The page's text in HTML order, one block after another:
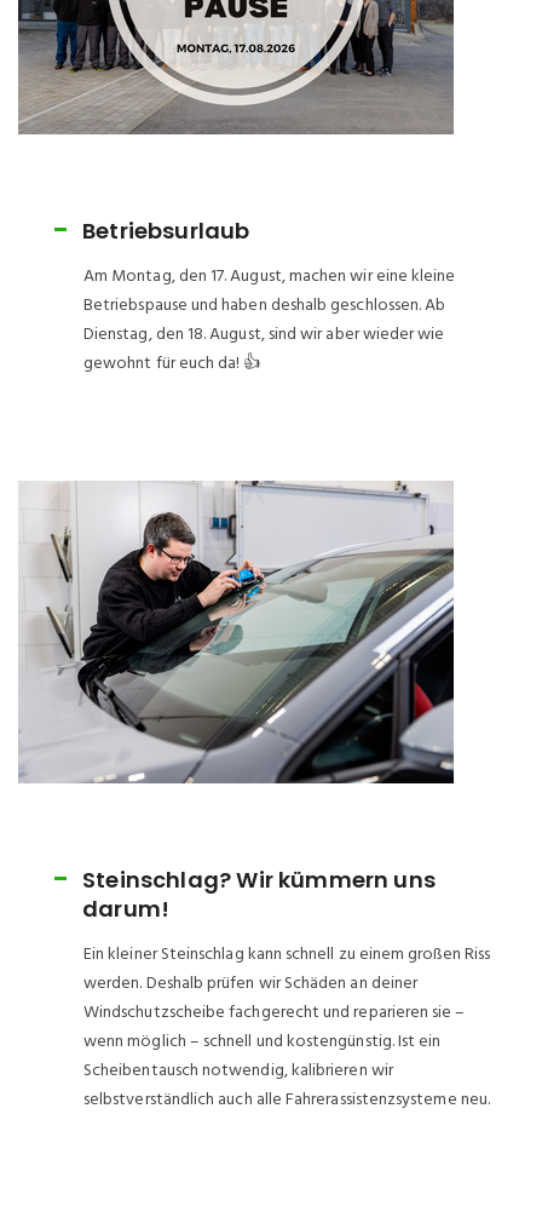
Betriebsurlaub
Am Montag, den 17. August, machen wir eine kleine
Betriebspause und haben deshalb geschlossen. Ab
Dienstag, den 18. August, sind wir aber wieder wie
gewohnt für euch da! 👍
Steinschlag? Wir kümmern uns
darum!
Ein kleiner Steinschlag kann schnell zu einem großen Riss
werden. Deshalb prüfen wir Schäden an deiner
Windschutzscheibe fachgerecht und reparieren sie –
wenn möglich – schnell und kostengünstig. Ist ein
Scheibentausch notwendig, kalibrieren wir
selbstverständlich auch alle Fahrerassistenzsysteme neu.